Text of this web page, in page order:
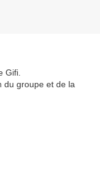
Gifi.
du groupe et de la